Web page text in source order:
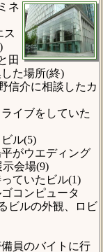
ネ
ス
田
た場所(終)
信介に相談したカ
イブをしていた
ル(5)
がウエディング
会場(9)
ていたビル(1)
コンピュータ
ビルの外観、ロビ
員のバイトに行